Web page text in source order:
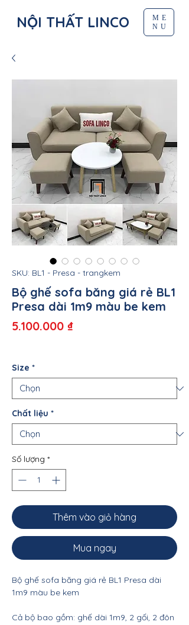
NỘI THẤT LINCO
ME
NU
SKU: BL1 - Presa - trangkem
Bộ ghế sofa băng giá rẻ BL1
Presa dài 1m9 màu be kem
5.100.000 ₫Giá
Size *
Chất liệu *
Số lượng *
Thêm vào giỏ hàng
Mua ngay
Bộ ghế sofa băng giá rẻ BL1 Presa dài
1m9 màu be kem
Cả bộ bao gồm: ghế dài 1m9, 2 gối, 2 đôn